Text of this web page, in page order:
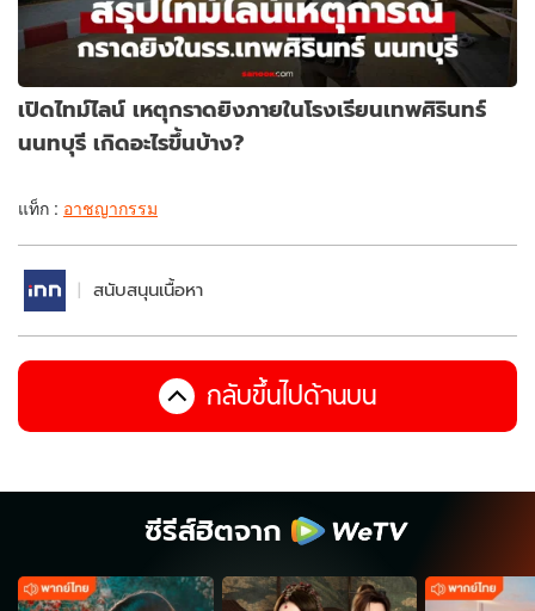
เปิดไทม์ไลน์ เหตุกราดยิงภายในโรงเรียนเทพศิรินทร์
นนทบุรี เกิดอะไรขึ้นบ้าง?
แท็ก : อาชญากรรม
สนับสนุนเนื้อหา
กลับขึ้นไปด้านบน
ซีรีส์ฮิตจาก